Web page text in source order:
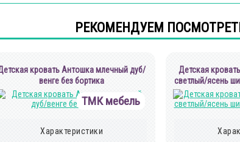
РЕКОМЕНДУЕМ
кровать Антошка млечный дуб/
венге без бортика
ТМК мебель
Характеристики
Детская
светлый/ясень